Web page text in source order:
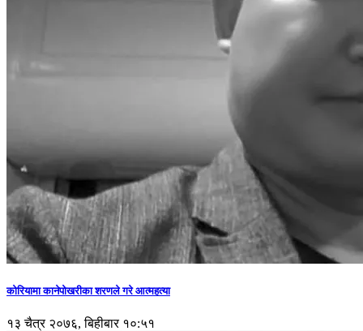
कोरियामा कानेपोखरीका शरणले गरे आत्महत्या
१३ चैत्र २०७६, बिहीबार १०:५१